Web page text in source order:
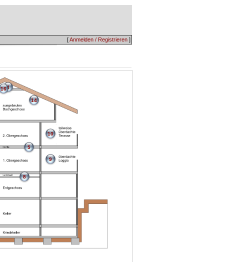
[Anmelden / Registrieren ]
4
5
8
9
10
14
16